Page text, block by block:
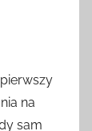
na
sam